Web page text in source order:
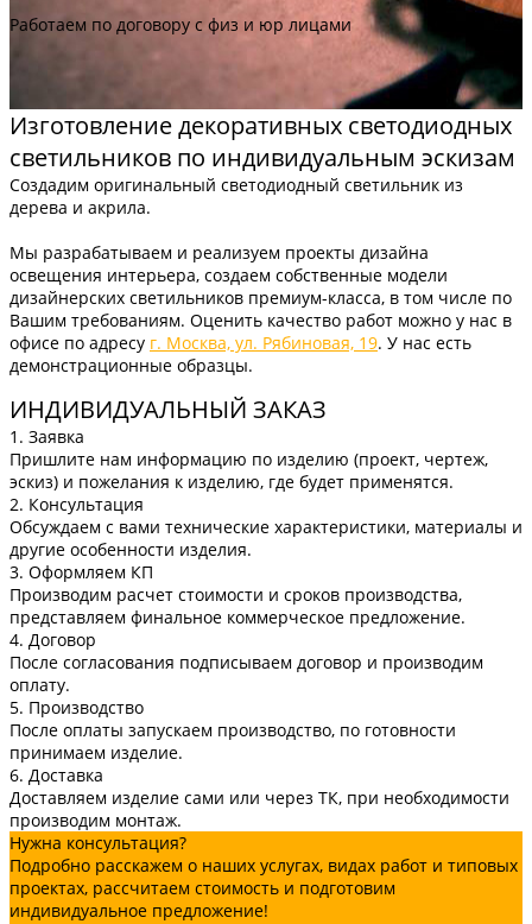
Работаем по договору с физ и юр лицами
Изготовление декоративных светодиодных
светильников по индивидуальным эскизам
Создадим оригинальный светодиодный светильник из
дерева и акрила.
Мы разрабатываем и реализуем проекты дизайна
освещения интерьера, создаем собственные модели
дизайнерских светильников премиум-класса, в том числе по
Вашим требованиям. Оценить качество работ можно у нас в
офисе по адресу г. Москва, ул. Рябиновая, 19. У нас есть
демонстрационные образцы.
ИНДИВИДУАЛЬНЫЙ ЗАКАЗ
1. Заявка
Пришлите нам информацию по изделию (проект, чертеж,
эскиз) и пожелания к изделию, где будет применятся.
2. Консультация
Обсуждаем с вами технические характеристики, материалы и
другие особенности изделия.
3. Оформляем КП
Производим расчет стоимости и сроков производства,
представляем финальное коммерческое предложение.
4. Договор
После согласования подписываем договор и производим
оплату.
5. Производство
После оплаты запускаем производство, по готовности
принимаем изделие.
6. Доставка
Доставляем изделие сами или через ТК, при необходимости
производим монтаж.
Нужна консультация?
Подробно расскажем о наших услугах, видах работ и типовых
проектах, рассчитаем стоимость и подготовим
индивидуальное предложение!